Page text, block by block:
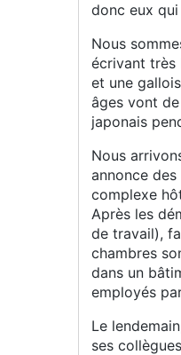
donc eux qui
Nous
écrivant très
et une
âges vont de
japonais
Nous
annonce
complexe
Après les
de travail),
chambres
dans un
employés
Le
ses